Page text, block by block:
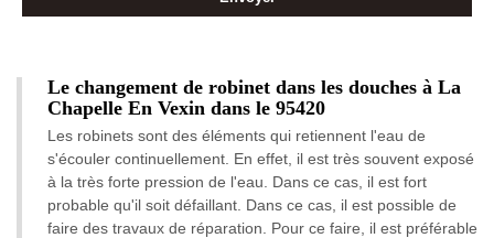
Le changement de robinet dans les douches à La
Chapelle En Vexin dans le 95420
Les robinets sont des éléments qui retiennent l'eau de
s'écouler continuellement. En effet, il est très souvent exposé
à la très forte pression de l'eau. Dans ce cas, il est fort
probable qu'il soit défaillant. Dans ce cas, il est possible de
faire des travaux de réparation. Pour ce faire, il est préférable